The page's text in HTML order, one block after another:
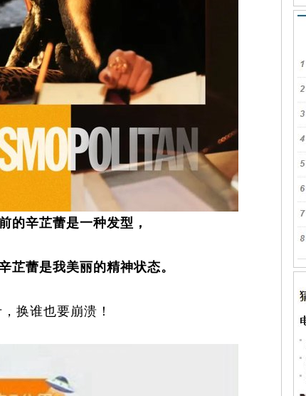
的辛芷蕾是一种发型，
芷蕾是我美丽的精神状态。
谁也要崩溃！